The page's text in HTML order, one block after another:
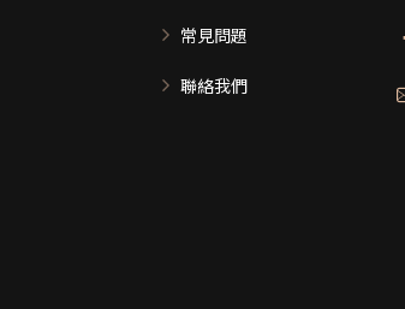
常見問題
聯絡我們